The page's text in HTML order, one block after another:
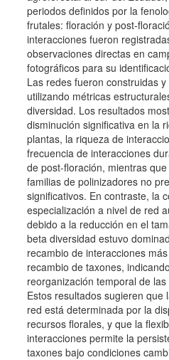
periodos definidos por la
frutales: floración y post-
interacciones fueron
observaciones directas en
fotográficos para su
Las redes fueron construidas
utilizando métricas
diversidad. Los resultados
disminución significativa en la
plantas, la riqueza de
frecuencia de interacciones
de post-floración, mientras
familias de polinizadores no
significativos. En contraste, la
especialización a nivel de red
debido a la reducción en el
beta diversidad estuvo
recambio de interacciones
recambio de taxones,
reorganización temporal de
Estos resultados sugieren que
red está determinada por la
recursos florales, y que la
interacciones permite la
taxones bajo condiciones